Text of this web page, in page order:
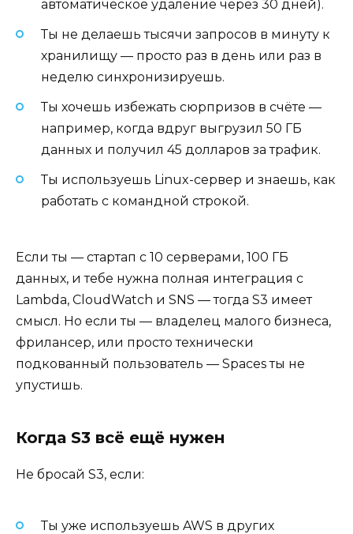
автоматическое удаление через 30 дней).
Ты не делаешь тысячи запросов в минуту к
хранилищу — просто раз в день или раз в
неделю синхронизируешь.
Ты хочешь избежать сюрпризов в счёте —
например, когда вдруг выгрузил 50 ГБ
данных и получил 45 долларов за трафик.
Ты используешь Linux-сервер и знаешь, как
работать с командной строкой.
Если ты — стартап с 10 серверами, 100 ГБ
данных, и тебе нужна полная интеграция с
Lambda, CloudWatch и SNS — тогда S3 имеет
смысл. Но если ты — владелец малого бизнеса,
фрилансер, или просто технически
подкованный пользователь — Spaces ты не
упустишь.
Когда S3 всё ещё нужен
Не бросай S3, если:
Ты уже используешь AWS в других